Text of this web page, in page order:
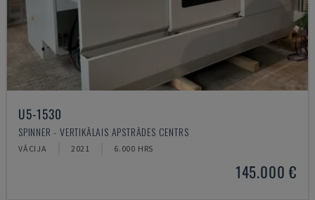
U5-1530
SPINNER - VERTIKĀLAIS APSTRĀDES CENTRS
VĀCIJA 2021 6.000 HRS
145.000 €